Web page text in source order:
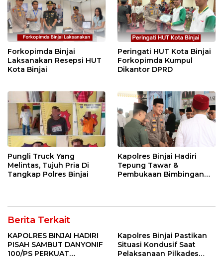
Forkopimda Binjai
Laksanakan Resepsi HUT
Kota Binjai
Peringati HUT Kota Binjai
Forkopimda Kumpul
Dikantor DPRD
Pungli Truck Yang
Melintas, Tujuh Pria Di
Tangkap Polres Binjai
Kapolres Binjai Hadiri
Tepung Tawar &
Pembukaan Bimbingan
Berita Terkait
KAPOLRES BINJAI HADIRI
PISAH SAMBUT DANYONIF
100/PS PERKUAT
Kapolres Binjai Pastikan
Situasi Kondusif Saat
Pelaksanaan Pilkades